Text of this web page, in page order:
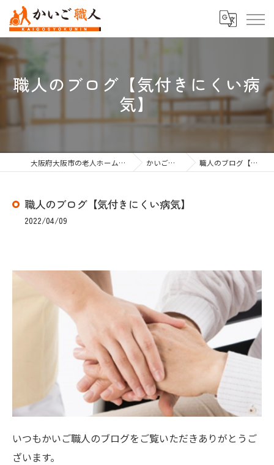
職人のブログ【気付きにくい病
気】
大阪府大阪市の老人ホーム紹介なら株式会社かいご職人 かいご職人のブログ 職人のブログ【気付きにくい病気】
職人のブログ【気付きにくい病気】
2022/04/09
いつもかいご職人のブログをご覧いただきありがとうご
ざいます。